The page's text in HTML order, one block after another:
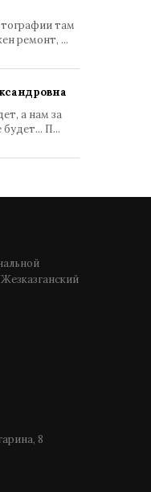
там
ремонт, ...
а нам за
будет... П...
8